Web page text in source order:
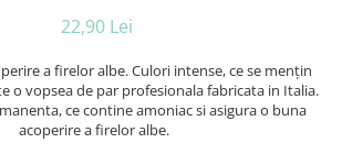
22,90 Lei
a firelor albe. Culori intense, ce se mențin
o vopsea de par profesionala fabricata in Italia.
ce contine amoniac si asigura o buna
acoperire a firelor albe.